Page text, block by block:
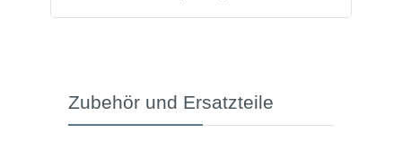
Zubehör und Ersatzteile